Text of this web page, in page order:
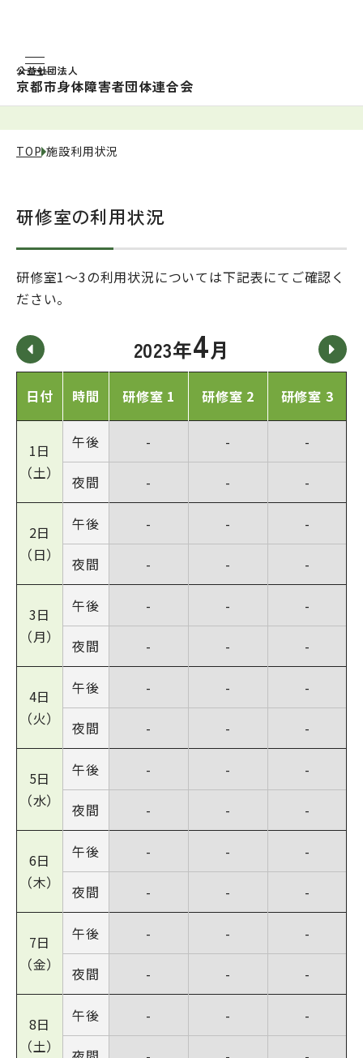
公益社団法人
京都市身体障害者団体連合会
施設利用状況
TOP 施設利用状況
研修室の利用状況
研修室1～3の利用状況については下記表にてご確認く
ださい。
2023年4月
日付 時間 研修室 1 研修室 2 研修室 3
1日
（土）
午後
夜間
-
-
-
-
-
-
2日
（日）
午後
夜間
-
-
-
-
-
-
3日
（月）
午後
夜間
-
-
-
-
-
-
4日
（火）
午後
夜間
-
-
-
-
-
-
5日
（水）
午後
夜間
-
-
-
-
-
-
6日
（木）
午後
夜間
-
-
-
-
-
-
7日
（金）
午後
夜間
-
-
-
-
-
-
8日
（土）
午後 - - -